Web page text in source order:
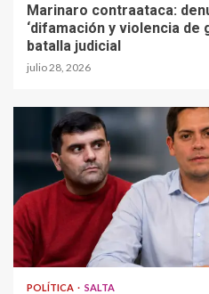
Marinaro contraataca:
‘difamación y violencia de
batalla judicial
julio 28, 2026
POLÍTICA SALTA